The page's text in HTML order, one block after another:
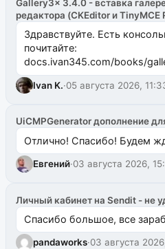
Gallery3x 3.4.0 - вставка
редактора (CKEditor и TinyMCE
Здравствуйте. Есть
почитайте:
docs.ivan345.com/books/
ms2galleryphp
Ivan K.·05 августа 2026,
UiCMPGenerator дополнение
Отлично! Спасибо! Будем
Евгений·03 августа 2026,
Личный кабинет на Sendit - не
Спасибо большое, все
pandaworks·03 августа